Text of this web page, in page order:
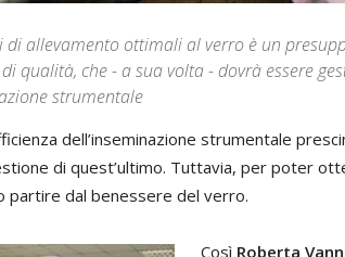
di allevamento ottimali al verro è un
qualità, che - a sua volta - dovrà essere
strumentale
dell’inseminazione strumentale
di quest’ultimo. Tuttavia, per poter
partire dal benessere del verro.
Così Roberta